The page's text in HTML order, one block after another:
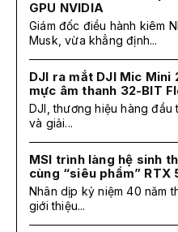
GPU NVIDIA
Giám đốc điều hành kiêm
Musk, vừa khẳng định...
DJI ra mắt DJI Mic Mini
mực âm thanh 32-BIT
DJI, thương hiệu hàng đầu
và giải...
MSI trình làng hệ sinh
cùng “siêu phẩm” RTX
Nhân dịp kỷ niệm 40 năm
giới thiệu...